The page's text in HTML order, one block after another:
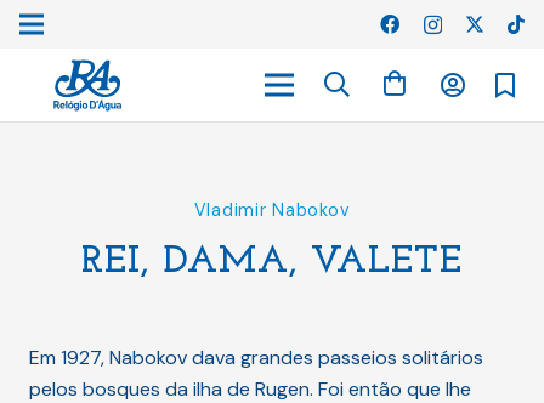
Vladimir Nabokov
REI, DAMA, VALETE
Em 1927, Nabokov dava grandes passeios solitários
pelos bosques da ilha de Rugen. Foi então que lhe